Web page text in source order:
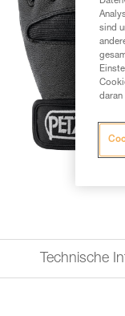
Technische
sind
daran